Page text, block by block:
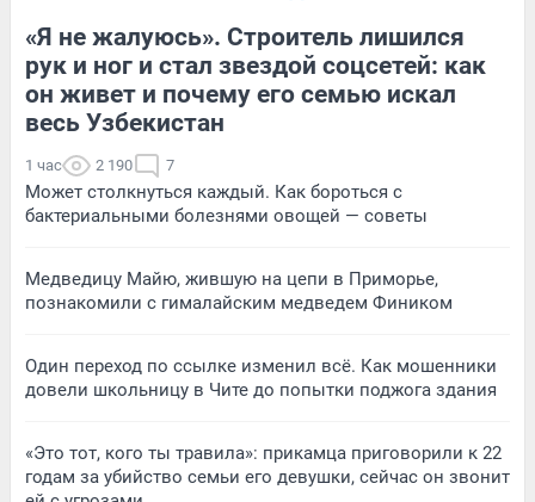
«Я не жалуюсь». Строитель лишился
рук и ног и стал звездой соцсетей: как
он живет и почему его семью искал
весь Узбекистан
1 час 2 190 7
Может столкнуться каждый. Как бороться с
бактериальными болезнями овощей — советы
Медведицу Майю, жившую на цепи в Приморье,
познакомили с гималайским медведем Фиником
Один переход по ссылке изменил всё. Как мошенники
довели школьницу в Чите до попытки поджога здания
«Это тот, кого ты травила»: прикамца приговорили к 22
годам за убийство семьи его девушки, сейчас он звонит